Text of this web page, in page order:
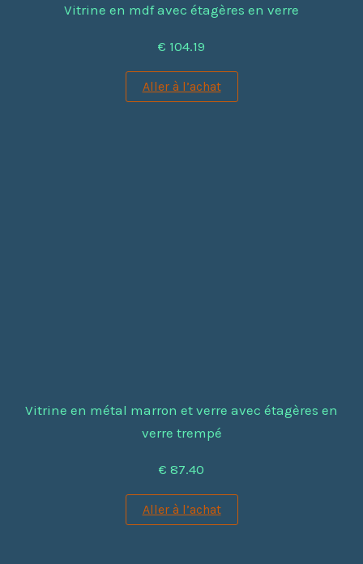
Vitrine en mdf avec étagères en verre
€ 104.19
Aller à l’achat
Vitrine en métal marron et verre avec étagères en
verre trempé
€ 87.40
Aller à l’achat